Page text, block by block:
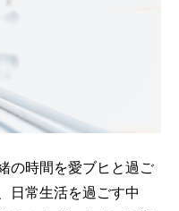
の時間を愛ブヒと過ご
日常生活を過ごす中